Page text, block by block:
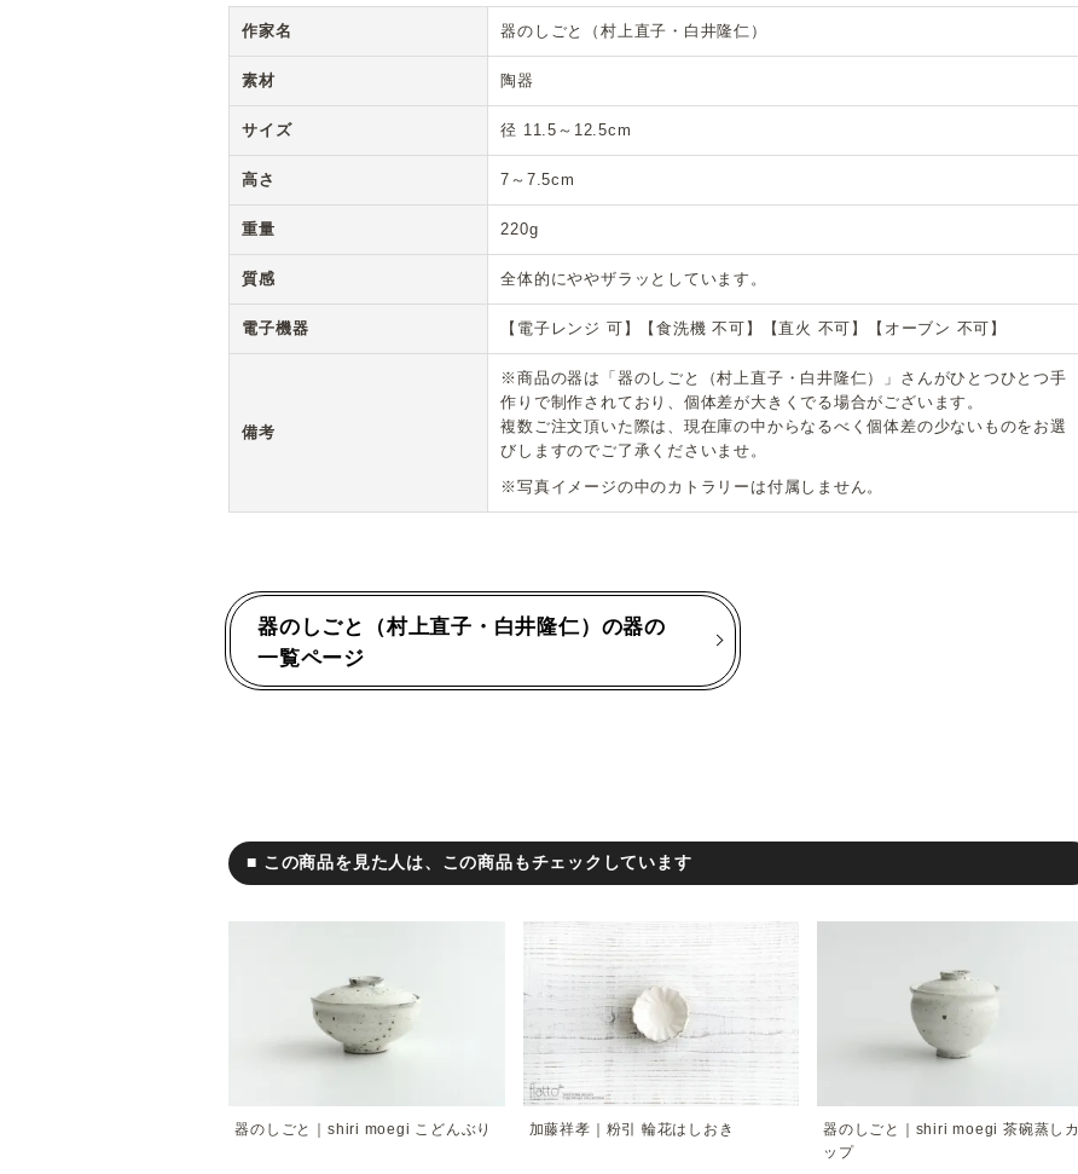
作家名 器のしごと（村上直子・白井隆仁）
素材 陶器
サイズ 径 11.5～12.5cm
高さ 7～7.5cm
重量 220g
質感 全体的にややザラッとしています。
電子機器 【電子レンジ 可】【食洗機 不可】【直火 不可】【オーブン 不可】
備考
※商品の器は「器のしごと（村上直子・白井隆仁）」さんがひとつひとつ手
作りで制作されており、個体差が大きくでる場合がございます。
複数ご注文頂いた際は、現在庫の中からなるべく個体差の少ないものをお選
びしますのでご了承くださいませ。
※写真イメージの中のカトラリーは付属しません。
器のしごと（村上直子・白井隆仁）の器の
一覧ページ
■ この商品を見た人は、この商品もチェックしています
器のしごと｜shiri moegi こどんぶり 加藤祥孝｜粉引 輪花はしおき
器のしごと｜shiri moegi 茶碗蒸しカ
ップ